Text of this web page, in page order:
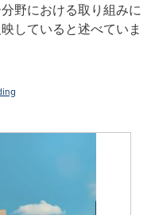
野における取り組みに
していると述べていま